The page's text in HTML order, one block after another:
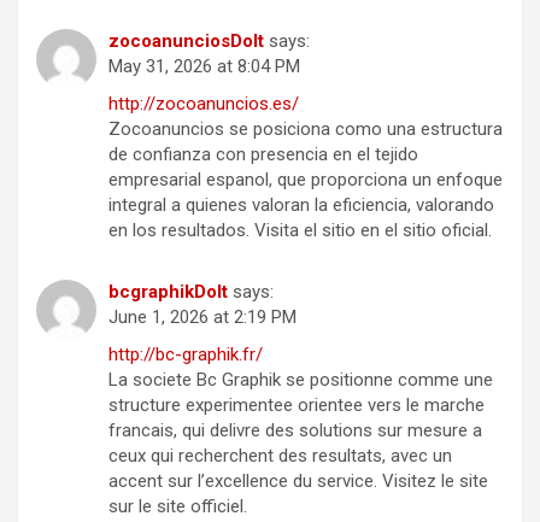
zocoanunciosDoIt says:
May 31, 2026 at 8:04 PM
http://zocoanuncios.es/
Zocoanuncios se posiciona como una estructura
de confianza con presencia en el tejido
empresarial espanol, que proporciona un enfoque
integral a quienes valoran la eficiencia, valorando
en los resultados. Visita el sitio en el sitio oficial.
bcgraphikDoIt says:
June 1, 2026 at 2:19 PM
http://bc-graphik.fr/
La societe Bc Graphik se positionne comme une
structure experimentee orientee vers le marche
francais, qui delivre des solutions sur mesure a
ceux qui recherchent des resultats, avec un
accent sur l’excellence du service. Visitez le site
sur le site officiel.